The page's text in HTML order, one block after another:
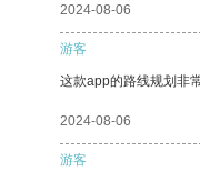
2024-08-06
游客
这款app的路线规划非
2024-08-06
游客